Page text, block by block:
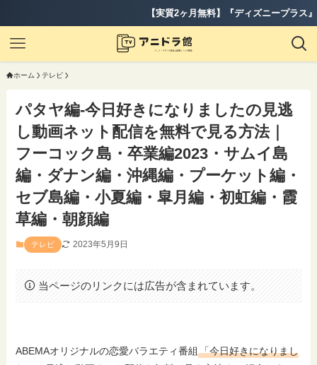
【実質2ヶ月無料】『ディズニープラス』新登場の年間プ
ホーム テレビ
パタヤ編-今日好きになりましたの見逃
し動画ネット配信を無料で見る方法｜
フーコック島・卒業編2023・サムイ島
編・ダナン編・沖縄編・プーケット編・
セブ島編・小夏編・皐月編・初虹編・霞
草編・朝顔編
テレビ 2023年5月9日
当ページのリンクには広告が含まれています。
ABEMAオリジナルの恋愛バラエティ番組「今日好きになりまし